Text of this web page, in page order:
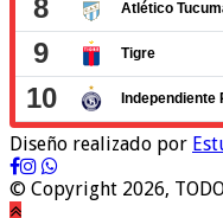
Diseño realizado por
© Copyright 2026, TODOS